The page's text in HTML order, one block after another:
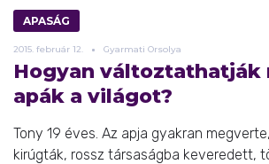
APASÁG
2015. február 12. Gyarmati Orsolya
Hogyan változtathatják
apák a világot?
Tony 19 éves. Az apja gyakran
kirúgták, rossz társaságba keveredett,